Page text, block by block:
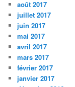
août 2017
juillet 2017
juin 2017
mai 2017
avril 2017
mars 2017
février 2017
janvier 2017